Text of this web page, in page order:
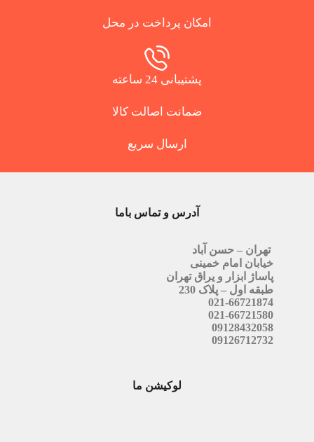
امکان پرداخت در محل
پشتیبانی 24 ساعته
ضمانت اصالت کالا
ارسال سریع
آدرس و تماس باما
تهران – حسن آباد
خیابان امام خمینی
پاساژ ابزار و یراق تهران
طبقه اول – پلاک 230
021-66721874
021-66721580
09128432058
09126712732
لوکیشن ما